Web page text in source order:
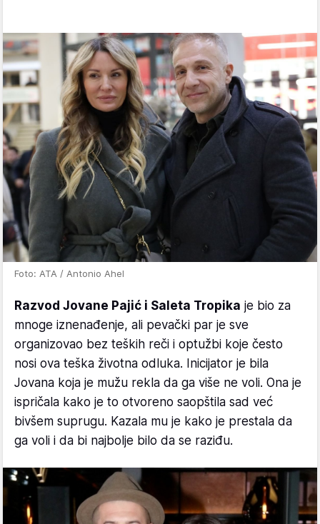
Foto: ATA / Antonio Ahel
Razvod Jovane Pajić i Saleta Tropika je bio za
mnoge iznenađenje, ali pevački par je sve
organizovao bez teških reči i optužbi koje često
nosi ova teška životna odluka. Inicijator je bila
Jovana koja je mužu rekla da ga više ne voli. Ona je
ispričala kako je to otvoreno saopštila sad već
bivšem suprugu. Kazala mu je kako je prestala da
ga voli i da bi najbolje bilo da se raziđu.